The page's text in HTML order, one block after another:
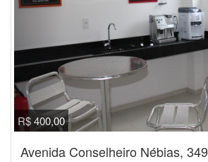
R$ 400,00
Avenida Conselheiro Nébias, 349